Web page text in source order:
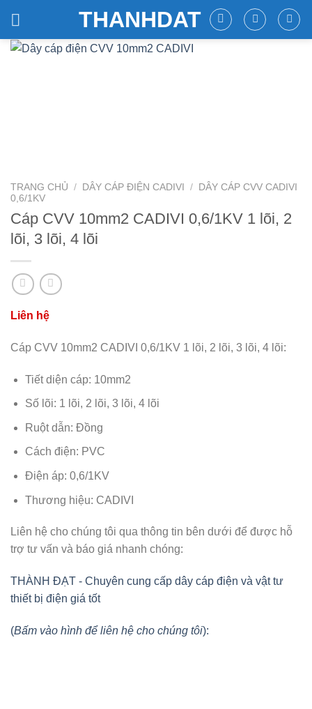
content
THANHDAT
TRANG CHỦ / DÂY CÁP ĐIỆN CADIVI / DÂY CÁP CVV CADIVI
0,6/1KV
Cáp CVV 10mm2 CADIVI 0,6/1KV 1 lõi, 2
lõi, 3 lõi, 4 lõi
Cáp CVV 10mm2 CADIVI 0,6/1KV 1 lõi, 2 lõi, 3 lõi, 4 lõi:
Tiết diện cáp: 10mm2
Số lõi: 1 lõi, 2 lõi, 3 lõi, 4 lõi
Ruột dẫn: Đồng
Cách điện: PVC
Điện áp: 0,6/1KV
Thương hiệu: CADIVI
Liên hệ cho chúng tôi qua thông tin bên dưới để được hỗ
trợ tư vấn và báo giá nhanh chóng:
THÀNH ĐẠT - Chuyên cung cấp dây cáp điện và vật tư
thiết bị điện giá tốt
(Bấm vào hình để liên hệ cho chúng tôi):